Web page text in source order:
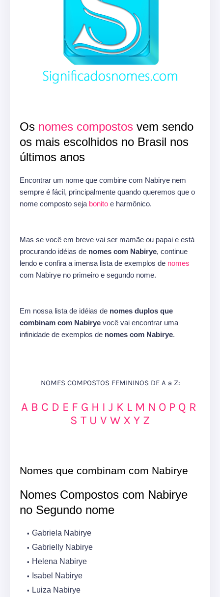
Os nomes compostos vem sendo
os mais escolhidos no Brasil nos
últimos anos
Encontrar um nome que combine com Nabirye nem
sempre é fácil, principalmente quando queremos que o
nome composto seja bonito e harmônico.
Mas se você em breve vai ser mamãe ou papai e está
procurando idéias de nomes com Nabirye, continue
lendo e confira a imensa lista de exemplos de nomes
com Nabirye no primeiro e segundo nome.
Em nossa lista de idéias de nomes duplos que
combinam com Nabirye você vai encontrar uma
infinidade de exemplos de nomes com Nabirye.
NOMES COMPOSTOS FEMININOS DE A a Z:
A B C D E F G H I J K L M N O P Q R
S T U V W X Y Z
Nomes que combinam com Nabirye
Nomes Compostos com Nabirye
no Segundo nome
Gabriela Nabirye
Gabrielly Nabirye
Helena Nabirye
Isabel Nabirye
Luiza Nabirye